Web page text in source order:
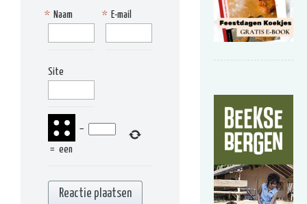
Naam
* E-mail
*
Site
−
= een